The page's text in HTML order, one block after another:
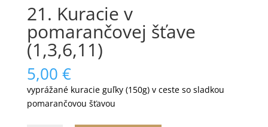
21. Kuracie v
pomarančovej šťave
(1,3,6,11)
5,00 €
vyprážané kuracie guľky (150g) v ceste so sladkou
pomarančovou šťavou